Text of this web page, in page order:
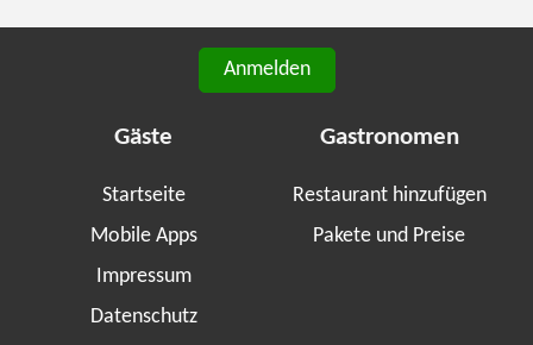
Anmelden
Gäste
Startseite
Mobile Apps
Impressum
Datenschutz
Gastronomen
Restaurant hinzufügen
Pakete und Preise